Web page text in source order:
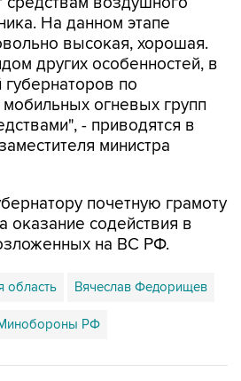
На данном этапе
высокая, хорошая.
других особенностей, в
по
огневых групп
- приводятся в
министра
почетную грамоту
содействия в
на ВС РФ.
область Вячеслав Федорищев
РФ